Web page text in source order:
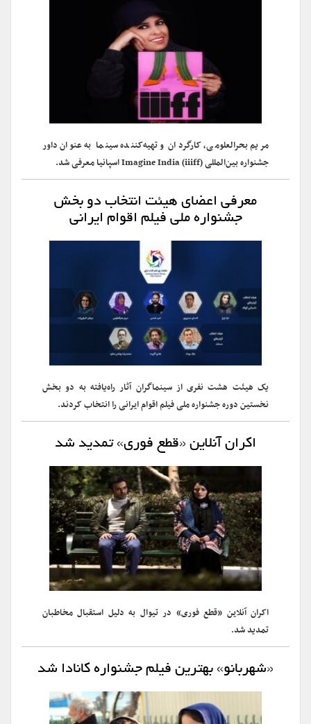
مریم بحرالعلومی، کارگردان و تهیه‌کننده سینما به عنوان داور
جشنواره بین‌المللی (Imagine India (iiiff اسپانیا معرفی شد.
معرفی اعضای هیئت انتخاب دو بخش
جشنواره ملی فیلم اقوام ایرانی
یک هیئت هشت نفری از سینماگران آثار راه‌یافته به دو بخش
نخستین دوره جشنواره ملی فیلم اقوام ایرانی را انتخاب کردند.
اکران آنلاین «قطع فوری» تمدید شد
اکران آنلاین «قطع فوری» در تیوال به دلیل استقبال مخاطبان
تمدید شد.
«شهربانو» بهترین فیلم جشنواره کانادا شد